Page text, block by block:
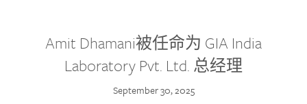
Amit Dhamani被任命为 GIA India
Laboratory Pvt. Ltd. 总经理
September 30, 2025